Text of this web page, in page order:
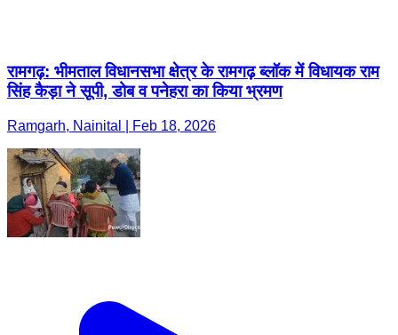
रामगढ़: भीमताल विधानसभा क्षेत्र के रामगढ़ ब्लॉक में विधायक राम
सिंह कैड़ा ने सूपी, डोब व पनेहरा का किया भ्रमण
Ramgarh, Nainital | Feb 18, 2026